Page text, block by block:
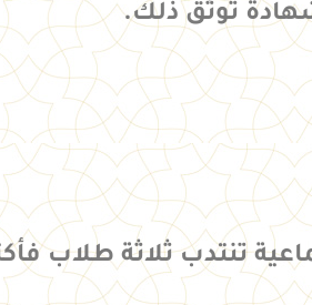
توثق ذلك.
تنتدب ثلاثة طلاب